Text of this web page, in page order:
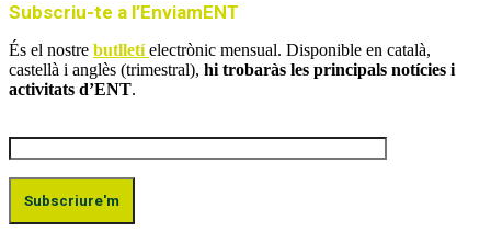
Subscriu-te a l’EnviamENT
És el nostre butlletí electrònic mensual. Disponible en català,
castellà i anglès (trimestral), hi trobaràs les principals notícies i
activitats d’ENT.